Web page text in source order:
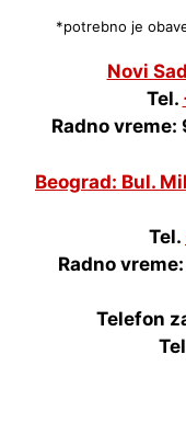
*potrebno je
Novi
Tel.
Radno vreme:
Beograd: Bul.
Tel.
Radno
Telefon